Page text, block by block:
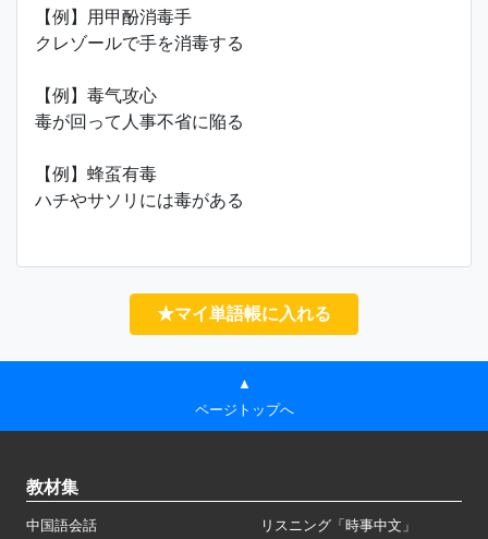
【例】用甲酚消毒手
クレゾールで手を消毒する
【例】毒气攻心
毒が回って人事不省に陥る
【例】蜂虿有毒
ハチやサソリには毒がある
★マイ単語帳に入れる
▲
ページトップへ
教材集
中国語会話
リスニング「時事中文」